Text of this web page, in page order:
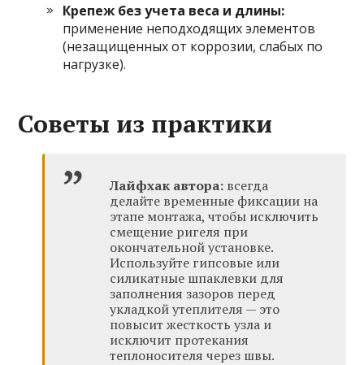
Крепеж без учета веса и длины:
применение неподходящих элементов
(незащищенных от коррозии, слабых по
нагрузке).
Советы из практики
Лайфхак автора: всегда
делайте временные фиксации на
этапе монтажа, чтобы исключить
смещение ригеля при
окончательной установке.
Используйте гипсовые или
силикатные шпаклевки для
заполнения зазоров перед
укладкой утеплителя — это
повысит жесткость узла и
исключит протекания
теплоносителя через швы.